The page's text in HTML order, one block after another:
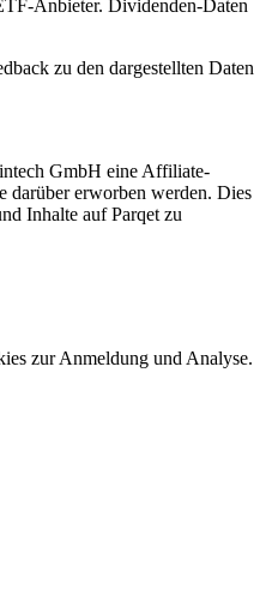
Anbieter. Dividenden-Daten
zu den dargestellten Daten
GmbH eine Affiliate-
darüber erworben werden. Dies
Inhalte auf Parqet zu
zur Anmeldung und Analyse.